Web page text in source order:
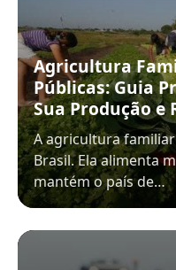
Agricultura
Públicas: Guia
Sua Produção e
A agricultura
Brasil. Ela alimenta
mantém o país de…